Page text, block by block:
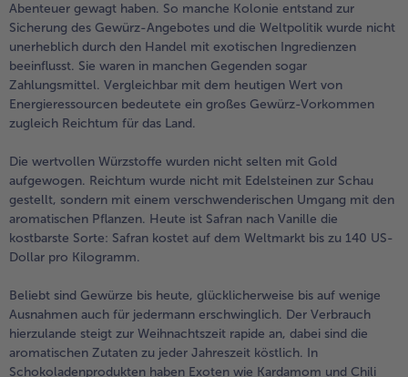
- 5 € beim Kauf von 7 Schlemmermenüs nach Wahl
Abenteuer gewagt haben. So manche Kolonie entstand zur
Sicherung des Gewürz-Angebotes und die Weltpolitik wurde nicht
unerheblich durch den Handel mit exotischen Ingredienzen
beeinflusst. Sie waren in manchen Gegenden sogar
Zahlungsmittel. Vergleichbar mit dem heutigen Wert von
Energieressourcen bedeutete ein großes Gewürz-Vorkommen
zugleich Reichtum für das Land.
Die wertvollen Würzstoffe wurden nicht selten mit Gold
aufgewogen. Reichtum wurde nicht mit Edelsteinen zur Schau
gestellt, sondern mit einem verschwenderischen Umgang mit den
aromatischen Pflanzen. Heute ist Safran nach Vanille die
kostbarste Sorte: Safran kostet auf dem Weltmarkt bis zu 140 US-
Dollar pro Kilogramm.
Beliebt sind Gewürze bis heute, glücklicherweise bis auf wenige
Ausnahmen auch für jedermann erschwinglich. Der Verbrauch
hierzulande steigt zur Weihnachtszeit rapide an, dabei sind die
aromatischen Zutaten zu jeder Jahreszeit köstlich. In
Schokoladenprodukten haben Exoten wie Kardamom und Chili